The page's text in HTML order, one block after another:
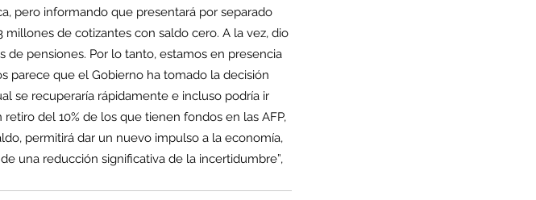
Trimestral
(Q.E.P.D.)
pero informando que presentará por separado
de cotizantes con saldo cero. A la vez, dio
pensiones. Por lo tanto, estamos en presencia
parece que el Gobierno ha tomado la decisión
se recuperaría rápidamente e incluso podría ir
del 10% de los que tienen fondos en las AFP,
permitirá dar un nuevo impulso a la economía,
una reducción significativa de la incertidumbre”,